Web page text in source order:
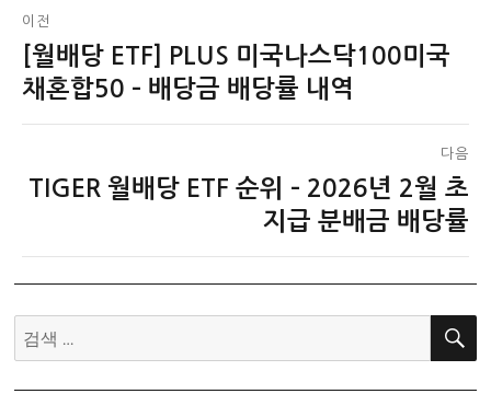
글
탐
색
이전
이
전
[월배당 ETF] PLUS 미국나스닥100미국
채혼합50 – 배당금 배당률 내역
다음
다
TIGER 월배당 ETF 순위 – 2026년 2월 초
지급 분배금 배당률
검
색:
검